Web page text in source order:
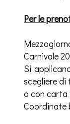
Per le
Carnivale
Si
scegliere di
o con carta
Coordinate